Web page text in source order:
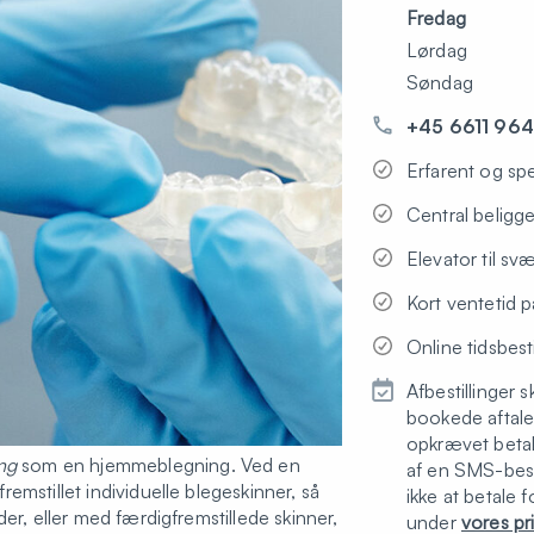
som en hjemmeblegning. Ved en
individuelle blegeskinner, så
eller med færdigfremstillede skinner,
Fredag
Lørdag
Søndag
+45 6611
Erfarent og
Central
Elevator til
Kort ventetid
Online
Afbestillinger
bookede
opkrævet
af en SMS-
ikke at betale
under vores